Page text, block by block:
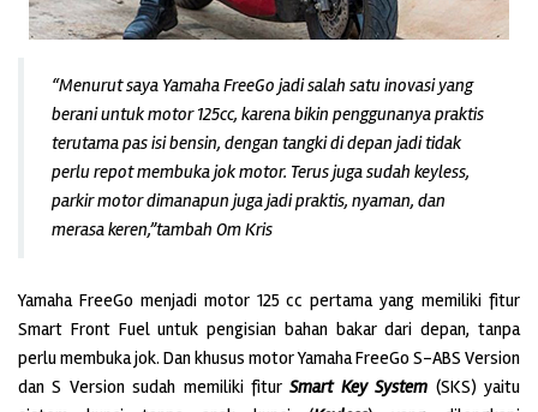
“Menurut saya Yamaha FreeGo jadi salah satu inovasi yang
berani untuk motor 125cc, karena bikin penggunanya praktis
terutama pas isi bensin, dengan tangki di depan jadi tidak
perlu repot membuka jok motor. Terus juga sudah keyless,
parkir motor dimanapun juga jadi praktis, nyaman, dan
merasa keren,”tambah Om Kris
Yamaha FreeGo menjadi motor 125 cc pertama yang memiliki fitur
Smart Front Fuel untuk pengisian bahan bakar dari depan, tanpa
perlu membuka jok. Dan khusus motor Yamaha FreeGo S-ABS Version
dan S Version sudah memiliki fiturSmart Key System (SKS) yaitu